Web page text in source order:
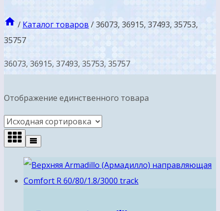
/ Каталог товаров /36073, 36915, 37493, 35753,
35757
36073, 36915, 37493, 35753, 35757
Отображение единственного товара